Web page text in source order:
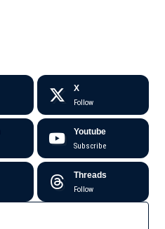
X
Follow
Youtube
Subscribe
Threads
Follow